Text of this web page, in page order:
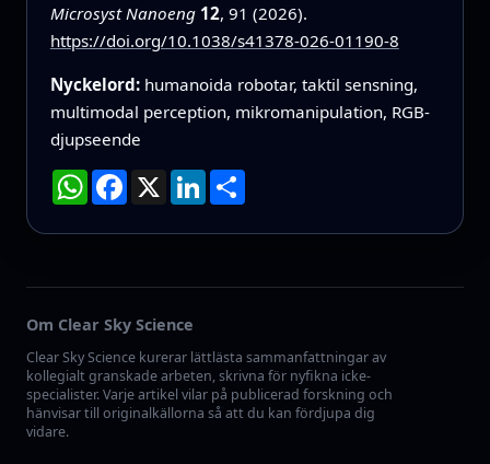
Microsyst Nanoeng 12, 91 (2026).
https://doi.org/10.1038/s41378-026-01190-8
Nyckelord: humanoida robotar, taktil sensning,
multimodal perception, mikromanipulation, RGB-
djupseende
WhatsApp
Facebook
X LinkedIn
Dela
Om Clear Sky Science
Clear Sky Science kurerar lättlästa sammanfattningar av
kollegialt granskade arbeten, skrivna för nyfikna icke-
specialister. Varje artikel vilar på publicerad forskning och
hänvisar till originalkällorna så att du kan fördjupa dig
vidare.